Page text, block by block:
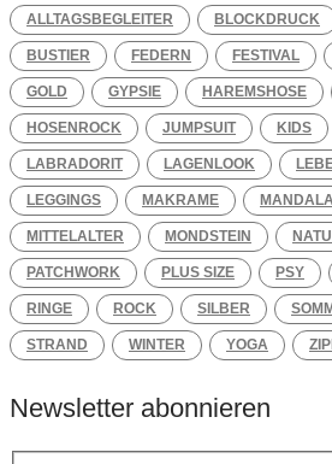
ALLTAGSBEGLEITER BLOCKDRUCK
BUSTIER FEDERN FESTIVAL
GOLD GYPSIE HAREMSHOSE
HOSENROCK JUMPSUIT KIDS
LABRADORIT LAGENLOOK
LEGGINGS MAKRAME
MITTELALTER MONDSTEIN
PATCHWORK PLUS SIZE PSY
RINGE ROCK SILBER
STRAND WINTER YOGA
Newsletter abonnieren